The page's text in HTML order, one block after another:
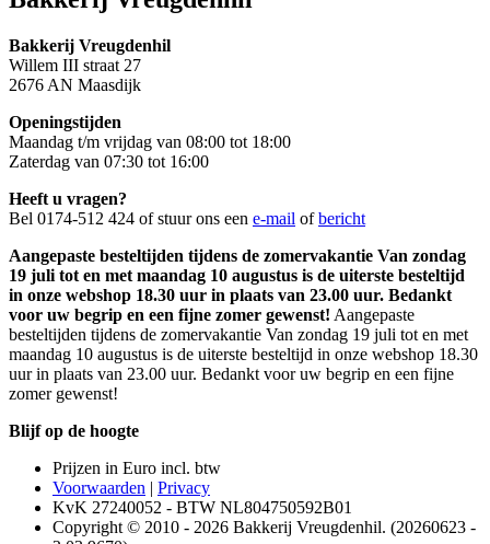
Bakkerij Vreugdenhil
Willem III straat 27
2676 AN Maasdijk
Openingstijden
Maandag t/m vrijdag van 08:00 tot 18:00
Zaterdag van 07:30 tot 16:00
Heeft u vragen?
Bel 0174-512 424 of stuur ons een e-mail ofbericht
Aangepaste besteltijden tijdens de zomervakantie Van zondag
19 juli tot en met maandag 10 augustus is de uiterste besteltijd
in onze webshop 18.30 uur in plaats van 23.00 uur. Bedankt
voor uw begrip en een fijne zomer gewenst! Aangepaste
besteltijden tijdens de zomervakantie Van zondag 19 juli tot en met
maandag 10 augustus is de uiterste besteltijd in onze webshop 18.30
uur in plaats van 23.00 uur. Bedankt voor uw begrip en een fijne
zomer gewenst!
Blijf op de hoogte
Prijzen in Euro incl. btw
Voorwaarden | Privacy
KvK 27240052 - BTW NL804750592B01
Copyright © 2010 - 2026 Bakkerij Vreugdenhil. (20260623 -